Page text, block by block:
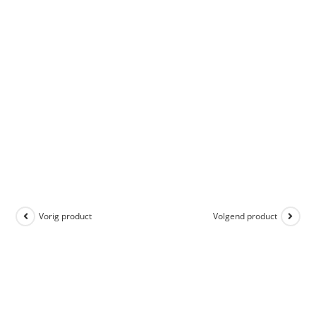
Vorig product Volgend product